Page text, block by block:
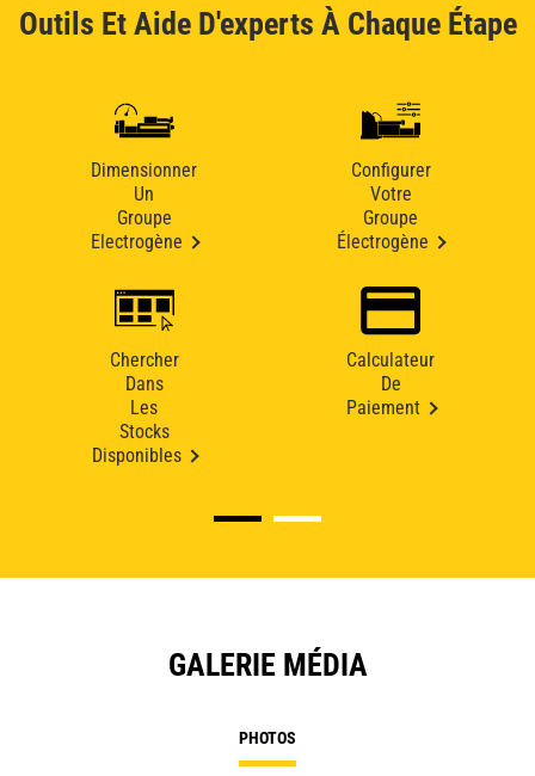
Outils Et Aide D'experts À Chaque Étape
Dimensionner
Un
Groupe
Electrogène
Configurer
Votre
Groupe
Électrogène
Chercher
Dans
Les
Stocks
Disponibles
Calculateur
De
Paiement
GALERIE MÉDIA
PHOTOS